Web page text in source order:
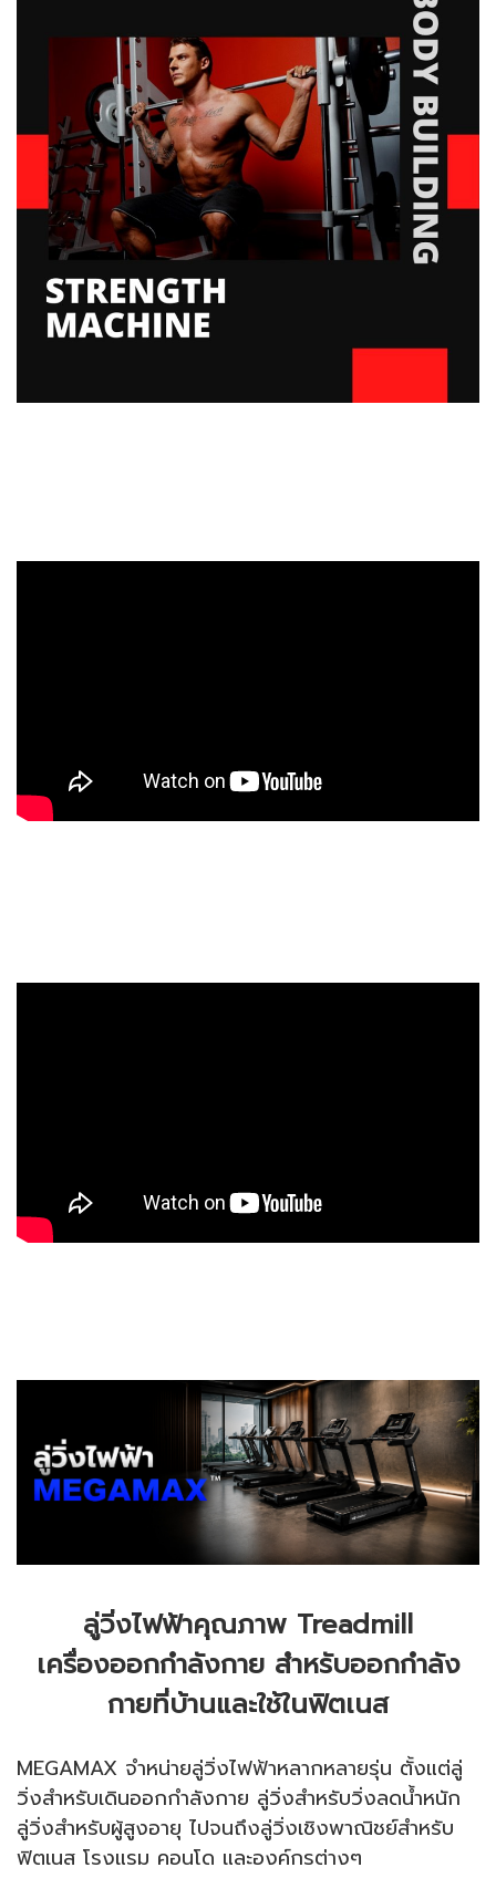
ลู่วิ่งไฟฟ้าคุณภาพ Treadmill
เครื่องออกกำลังกาย สำหรับออกกำลัง
กายที่บ้านและใช้ในฟิตเนส
MEGAMAX จำหน่ายลู่วิ่งไฟฟ้าหลากหลายรุ่น ตั้งแต่ลู่
วิ่งสำหรับเดินออกกำลังกาย ลู่วิ่งสำหรับวิ่งลดน้ำหนัก
ลู่วิ่งสำหรับผู้สูงอายุ ไปจนถึงลู่วิ่งเชิงพาณิชย์สำหรับ
ฟิตเนส โรงแรม คอนโด และองค์กรต่างๆ